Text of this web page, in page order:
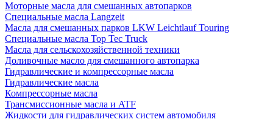
Моторные масла для смешанных автопарков
Специальные масла Langzeit
Масла для смешанных парков LKW Leichtlauf Touring
Специальные масла Top Tec Truck
Масла для сельскохозяйственной техники
Доливочные масло для смешанного автопарка
Гидравлические и компрессорные масла
Гидравлические масла
Компрессорные масла
Трансмиссионные масла и ATF
Жидкости для гидравлических систем автомобиля